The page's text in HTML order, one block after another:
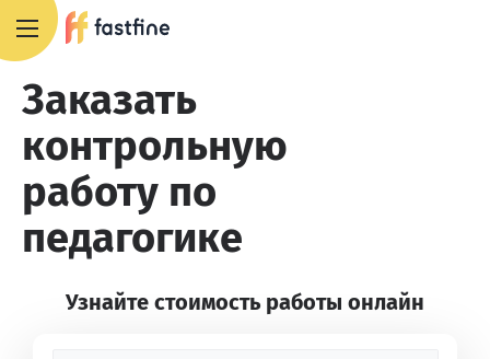
Заказать
контрольную
работу по
педагогике
Узнайте стоимость работы онлайн